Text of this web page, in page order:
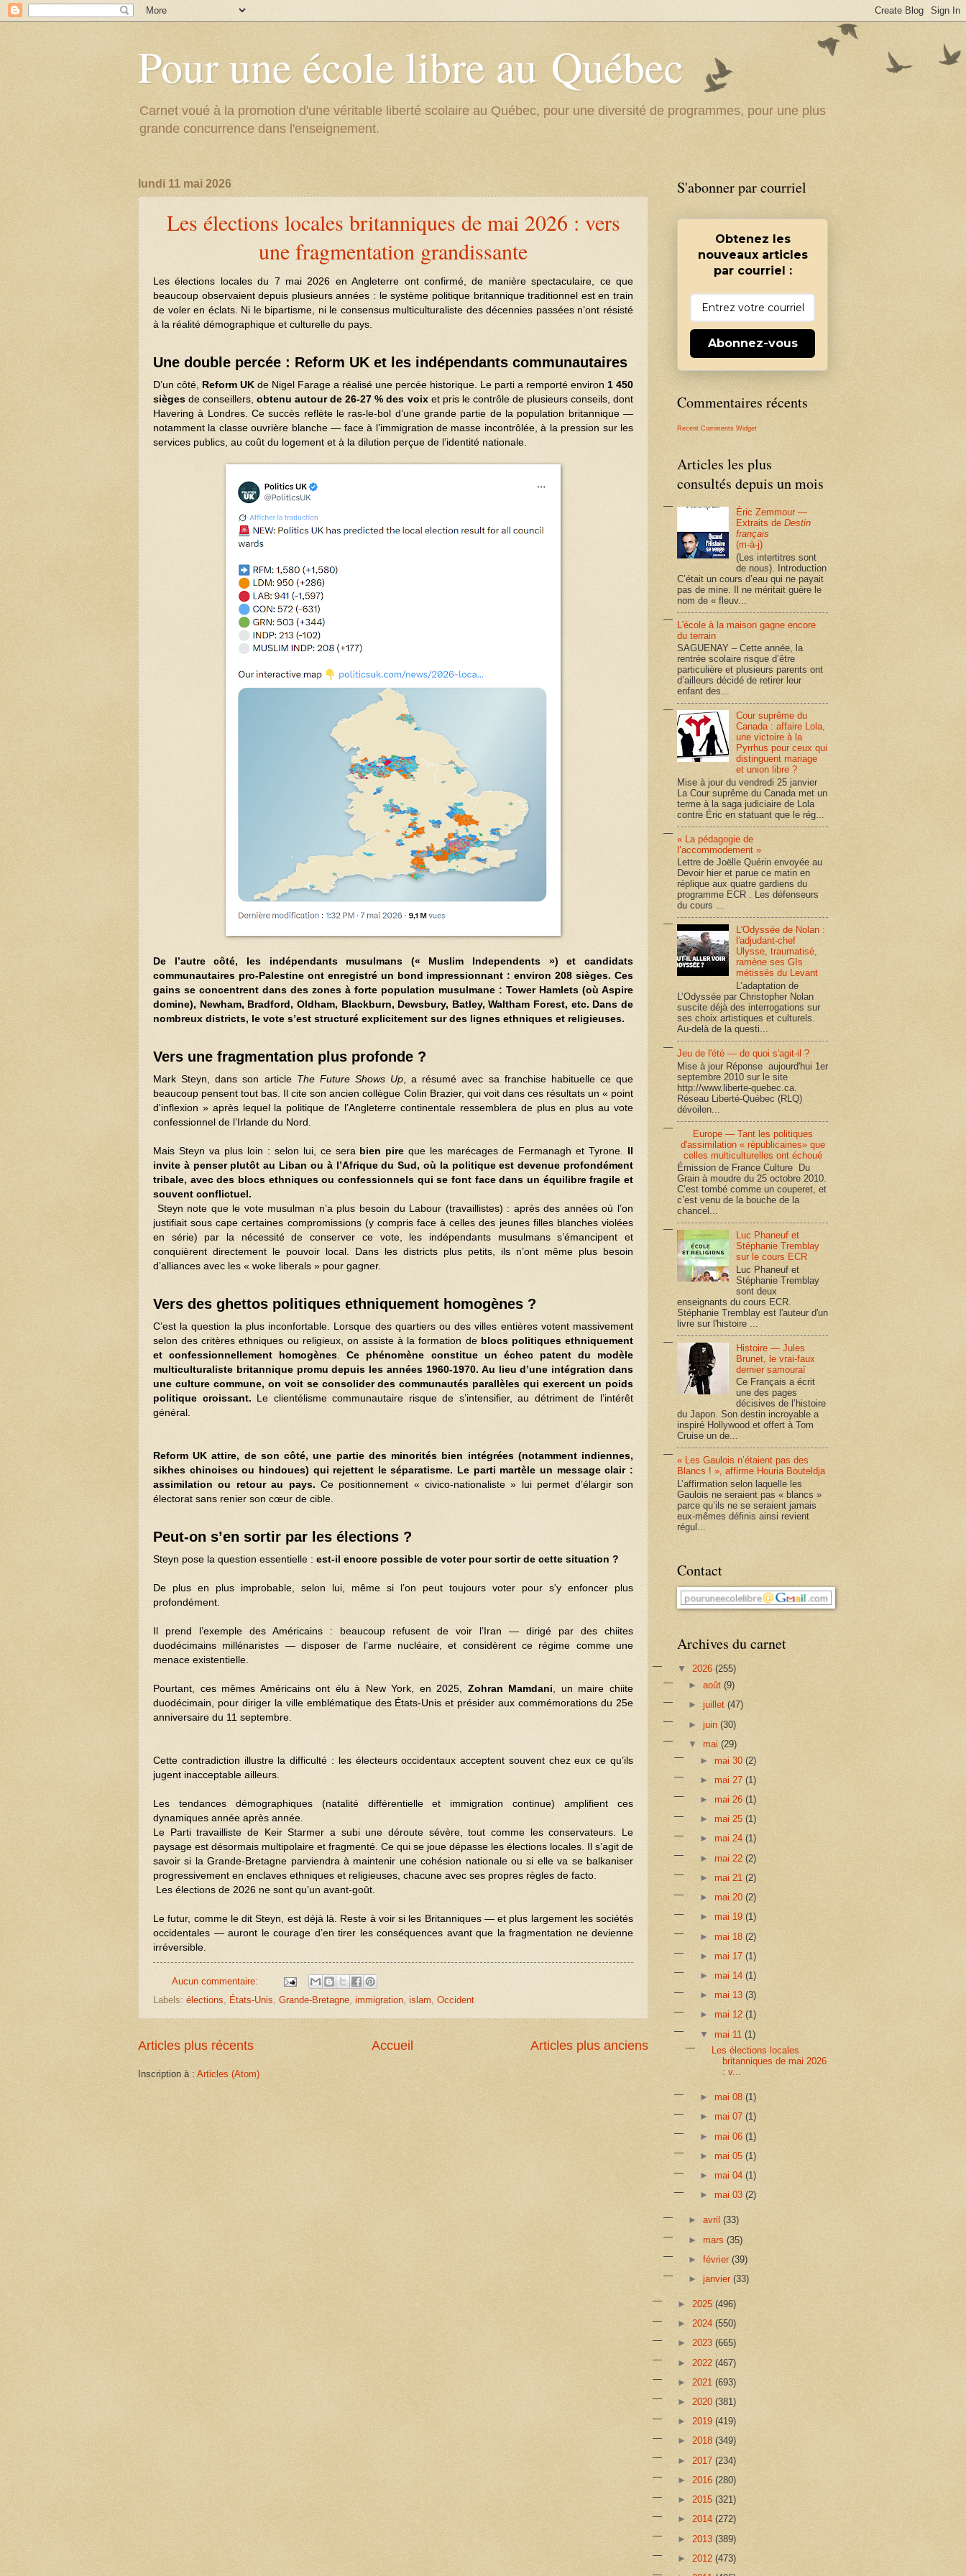
Pour une école libre au Québec
Carnet voué à la promotion d'une véritable liberté scolaire au Québec, pour une diversité de programmes, pour une plus
grande concurrence dans l'enseignement.
lundi 11 mai 2026
Les élections locales britanniques de mai 2026 : vers
une fragmentation grandissante
Les élections locales du 7 mai 2026 en Angleterre ont confirmé, de manière spectaculaire, ce que
beaucoup observaient depuis plusieurs années : le système politique britannique traditionnel est en train
de voler en éclats. Ni le bipartisme, ni le consensus multiculturaliste des décennies passées n’ont résisté
à la réalité démographique et culturelle du pays.
Une double percée : Reform UK et les indépendants communautaires
D’un côté, Reform UK de Nigel Farage a réalisé une percée historique. Le parti a remporté environ 1 450
sièges de conseillers, obtenu autour de26-27 % des voixet pris le contrôle de plusieurs conseils, dont
Havering à Londres. Ce succès reflète le ras-le-bol d’une grande partie de la population britannique —
notamment la classe ouvrière blanche — face à l’immigration de masse incontrôlée, à la pression sur les
services publics, au coût du logement et à la dilution perçue de l’identité nationale.
De l’autre côté, les indépendants musulmans (« Muslim Independents ») et candidats
communautaires pro-Palestine ont enregistré un bond impressionnant : environ208 sièges. Ces
gains se concentrent dans des zones à forte population musulmane : Tower Hamlets (où Aspire
domine), Newham, Bradford, Oldham, Blackburn, Dewsbury, Batley, Waltham Forest, etc. Dans de
nombreux districts, le vote s’est structuré explicitement sur des lignes ethniques et religieuses.
Vers une fragmentation plus profonde ?
Mark Steyn, dans son article The Future Shows Up , a résumé avec sa franchise habituelle ce que
beaucoup pensent tout bas. Il cite son ancien collègue Colin Brazier, qui voit dans ces résultats un « point
d'inflexion » après lequel la politique de l’Angleterre continentale ressemblera de plus en plus au vote
confessionnel de l’Irlande du Nord.
Mais Steyn va plus loin : selon lui, ce sera bien pire que les marécages de Fermanagh et Tyrone.
invite à penser plutôt au Liban ou à l’Afrique du Sud , où la politique est devenue profondément
tribale, avec des blocs ethniques ou confessionnels qui se font face dans un équilibre fragile et
souvent conflictuel.
Steyn note que le vote musulman n’a plus besoin du Labour (travaillistes) : après des années où l’on
justifiait sous cape certaines compromissions (y compris face à celles des jeunes filles blanches violées
en série) par la nécessité de conserver ce vote, les indépendants musulmans s’émancipent et
conquièrent directement le pouvoir local. Dans les districts plus petits, ils n’ont même plus besoin
d’alliances avec les « woke liberals » pour gagner.
Vers des ghettos politiques ethniquement homogènes ?
C’est la question la plus inconfortable. Lorsque des quartiers ou des villes entières votent massivement
selon des critères ethniques ou religieux, on assiste à la formation de blocs politiques ethniquement
et confessionnellement homogènes .Ce phénomène constitue un échec patent du modèle
multiculturaliste britannique promu depuis les années 1960-1970. Au lieu d’une intégration dans
une culture commune, on voit se consolider des communautés parallèles qui exercent un poids
politique croissant. Le clientélisme communautaire risque de s’intensifier, au détriment de l’intérêt
général.
Reform UK attire, de son côté, une partie des minorités bien intégrées (notamment indiennes,
sikhes chinoises ou hindoues) qui rejettent le séparatisme. Le parti martèle un message clair :
assimilation ou retour au pays. Ce positionnement « civico-nationaliste » lui permet d’élargir son
électorat sans renier son cœur de cible.
Peut-on s’en sortir par les élections ?
Steyn pose la question essentielle : est-il encore possible de voter pour sortir de cette situation ?
De plus en plus improbable, selon lui, même si l’on peut toujours voter pour s'y enfoncer plus
profondément.
Il prend l’exemple des Américains : beaucoup refusent de voir l’Iran — dirigé par des chiites
duodécimains millénaristes — disposer de l’arme nucléaire, et considèrent ce régime comme une
menace existentielle.
Pourtant, ces mêmes Américains ont élu à New York, en 2025, Zohran Mamdani , un maire chiite
duodécimain, pour diriger la ville emblématique des États-Unis et présider aux commémorations du 25e
anniversaire du 11 septembre.
Cette contradiction illustre la difficulté : les électeurs occidentaux acceptent souvent chez eux ce qu’ils
jugent inacceptable ailleurs.
Les tendances démographiques (natalité différentielle et immigration continue) amplifient ces
dynamiques année après année.
Le Parti travailliste de Keir Starmer a subi une déroute sévère, tout comme les conservateurs. Le
paysage est désormais multipolaire et fragmenté. Ce qui se joue dépasse les élections locales. Il s’agit de
savoir si la Grande-Bretagne parviendra à maintenir une cohésion nationale ou si elle va se balkaniser
progressivement en enclaves ethniques et religieuses, chacune avec ses propres règles de facto.
Les élections de 2026 ne sont qu’un avant-goût.
Le futur, comme le dit Steyn, est déjà là. Reste à voir si les Britanniques — et plus largement les sociétés
occidentales — auront le courage d’en tirer les conséquences avant que la fragmentation ne devienne
irréversible.
Aucun commentaire:
Labels: élections, États-Unis, Grande-Bretagne, immigration, islam, Occident
Articles plus récents Articles plus anciens
Accueil
Inscription à : Articles (Atom)
S'abonner par courriel
Obtenez les
nouveaux articles
par courriel :
Abonnez-vous
Commentaires récents
Recent Comments Widget
Articles les plus
consultés depuis un mois
Éric Zemmour —
Extraits deDestin
français
(m-à-j)
(Les intertitres sont
de nous). Introduction
C’était un cours d’eau qui ne payait
pas de mine. Il ne méritait guère le
nom de « fleuv...
L'école à la maison gagne encore
du terrain
SAGUENAY – Cette année, la
rentrée scolaire risque d’être
particulière et plusieurs parents ont
d’ailleurs décidé de retirer leur
enfant des...
Cour suprême du
Canada : affaire Lola,
une victoire à la
Pyrrhus pour ceux qui
distinguent mariage
et union libre ?
Mise à jour du vendredi 25 janvier
La Cour suprême du Canada met un
terme à la saga judiciaire de Lola
contre Éric en statuant que le rég...
« La pédagogie de
l’accommodement »
Lettre de Joëlle Quérin envoyée au
Devoir hier et parue ce matin en
réplique aux quatre gardiens du
programme ECR . Les défenseurs
du cours ...
L'Odyssée de Nolan :
l'adjudant-chef
Ulysse, traumatisé,
ramène ses GIs
métissés du Levant
L’adaptation de
L’Odyssée par Christopher Nolan
suscite déjà des interrogations sur
ses choix artistiques et culturels.
Au-delà de la questi...
Jeu de l'été — de quoi s'agit-il ?
Mise à jour Réponse aujourd'hui 1er
septembre 2010 sur le site
http://www.liberte-quebec.ca.
Réseau Liberté-Québec (RLQ)
dévoilen...
Europe — Tant les politiques
d'assimilation « républicaines» que
celles multiculturelles ont échoué
Émission de France Culture Du
Grain à moudre du 25 octobre 2010.
C’est tombé comme un couperet, et
c’est venu de la bouche de la
chancel...
Luc Phaneuf et
Stéphanie Tremblay
sur le cours ECR
Luc Phaneuf et
Stéphanie Tremblay
sont deux
enseignants du cours ECR.
Stéphanie Tremblay est l'auteur d'un
livre sur l'histoire ...
Histoire — Jules
Brunet, le vrai-faux
dernier samouraï
Ce Français a écrit
une des pages
décisives de l’histoire
du Japon. Son destin incroyable a
inspiré Hollywood et offert à Tom
Cruise un de...
« Les Gaulois n’étaient pas des
Blancs ! », affirme Houria Bouteldja
L’affirmation selon laquelle les
Gaulois ne seraient pas « blancs »
parce qu’ils ne se seraient jamais
eux-mêmes définis ainsi revient
régul...
Contact
Archives du carnet
▼ 2026 (255)
►août(9)
► juillet(47)
►juin(30)
▼ mai(29)
► mai 30 (2)
► mai 27 (1)
► mai 26 (1)
► mai 25 (1)
► mai 24 (1)
► mai 22 (2)
► mai 21 (2)
► mai 20 (2)
► mai 19 (1)
► mai 18 (2)
► mai 17 (1)
► mai 14 (1)
► mai 13 (3)
► mai 12 (1)
▼ mai 11 (1)
Les élections locales
britanniques de mai 2026
: v...
► mai 08 (1)
► mai 07 (1)
► mai 06 (1)
► mai 05 (1)
► mai 04 (1)
► mai 03 (2)
►avril(33)
► mars(35)
►février(39)
►janvier(33)
► 2025 (496)
► 2024 (550)
► 2023 (665)
► 2022 (467)
► 2021 (693)
► 2020 (381)
► 2019 (419)
► 2018 (349)
► 2017 (234)
► 2016 (280)
► 2015 (321)
► 2014 (272)
► 2013 (389)
► 2012 (473)